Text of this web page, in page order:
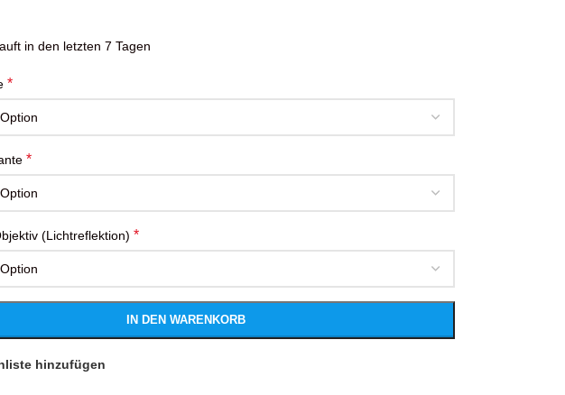
in den letzten 7 Tagen
*
*
(Lichtreflektion) *
IN DEN WARENKORB
hinzufügen